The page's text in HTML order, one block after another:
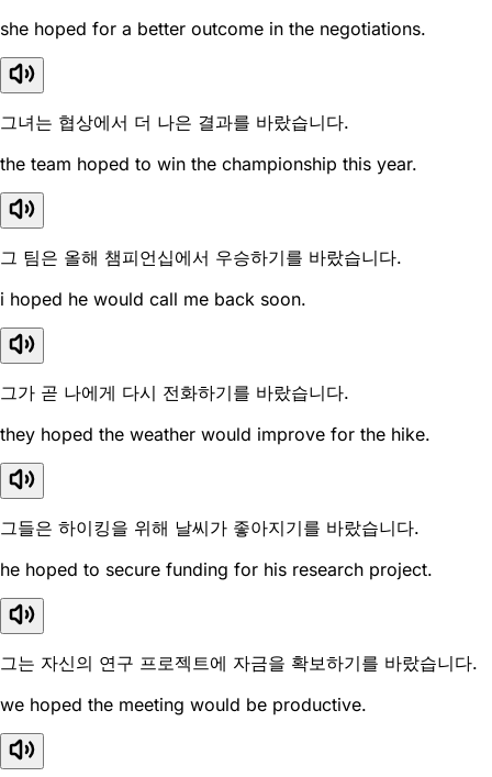
she hoped for a better outcome in the negotiations.
그녀는 협상에서 더 나은 결과를 바랐습니다.
the team hoped to win the championship this year.
그 팀은 올해 챔피언십에서 우승하기를 바랐습니다.
i hoped he would call me back soon.
그가 곧 나에게 다시 전화하기를 바랐습니다.
they hoped the weather would improve for the hike.
그들은 하이킹을 위해 날씨가 좋아지기를 바랐습니다.
he hoped to secure funding for his research project.
그는 자신의 연구 프로젝트에 자금을 확보하기를 바랐습니다.
we hoped the meeting would be productive.